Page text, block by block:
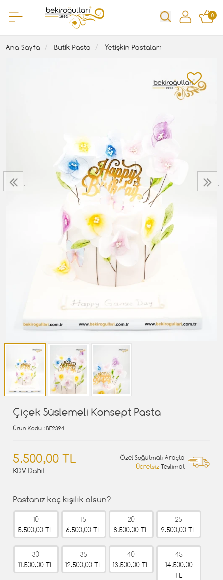
0
Ana Sayfa Butik Pasta Yetişkin Pastaları
‹ ›
Çiçek Süslemeli Konsept Pasta
Ürün Kodu : BE2394
5.500,00 TL
KDV Dahil
Özel Soğutmalı Araçta
Ücretsiz Teslimat
Pastanız kaç kişilik olsun?
10
5.500,00 TL
15
6.500,00 TL
20
8.500,00 TL
25
9.500,00 TL
30
11.500,00 TL
35
12.500,00 TL
40
13.500,00 TL
45
14.500,00
TL